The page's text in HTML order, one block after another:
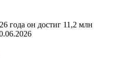
года он достиг 11,2 млн